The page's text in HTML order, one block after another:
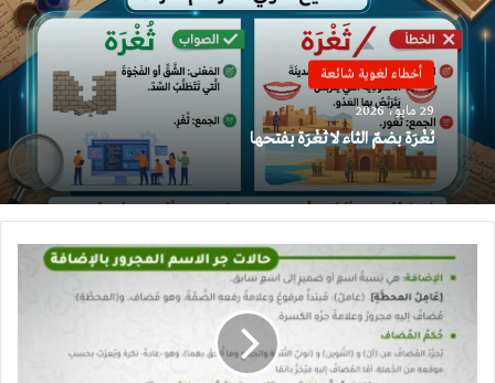
أخطاء لغوية شائعة
29 مايو، 2026
ثُغْرَة بضمّ الثاء لا ثَغْرَة بفتحها
حالات
بالإضافة